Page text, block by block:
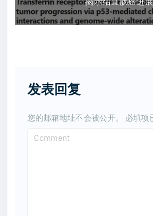
发表回复
您的邮箱地址不会被公开。 必填项